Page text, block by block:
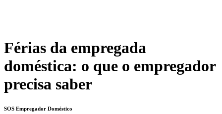
Férias da empregada
doméstica: o que o empregador
precisa saber
SOS Empregador Doméstico